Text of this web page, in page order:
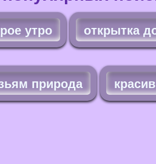
утро открытка
природа